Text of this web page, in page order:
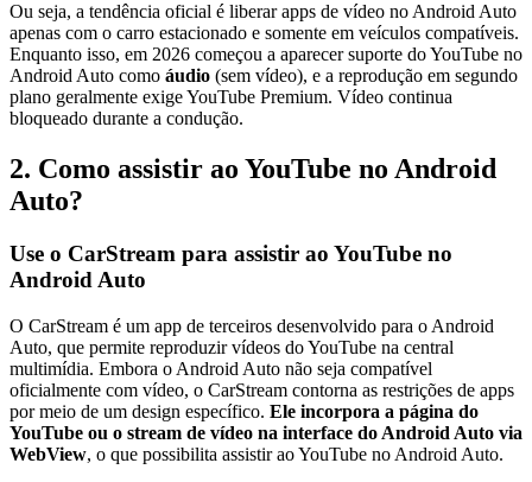
Ou seja, a tendência oficial é liberar apps de vídeo no Android Auto
apenas com o carro estacionado e somente em veículos compatíveis.
Enquanto isso, em 2026 começou a aparecer suporte do YouTube no
Android Auto como áudio (sem vídeo), e a reprodução em segundo
plano geralmente exige YouTube Premium. Vídeo continua
bloqueado durante a condução.
2. Como assistir ao YouTube no Android
Auto?
Use o CarStream para assistir ao YouTube no
Android Auto
O CarStream é um app de terceiros desenvolvido para o Android
Auto, que permite reproduzir vídeos do YouTube na central
multimídia. Embora o Android Auto não seja compatível
oficialmente com vídeo, o CarStream contorna as restrições de apps
por meio de um design específico. Ele incorpora a página do
YouTube ou o stream de vídeo na interface do Android Auto via
WebView, o que possibilita assistir ao YouTube no Android Auto.